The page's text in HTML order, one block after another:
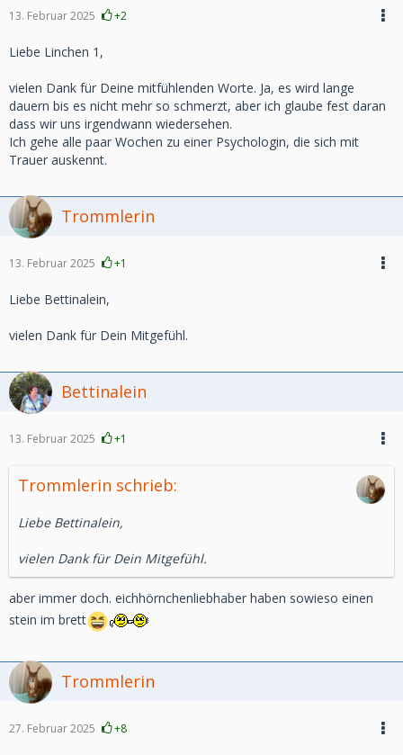
13. Februar 2025 +2
Liebe Linchen 1,
vielen Dank für Deine mitfühlenden Worte. Ja, es wird lange
dauern bis es nicht mehr so schmerzt, aber ich glaube fest daran
dass wir uns irgendwann wiedersehen.
Ich gehe alle paar Wochen zu einer Psychologin, die sich mit
Trauer auskennt.
Trommlerin
13. Februar 2025 +1
Liebe Bettinalein,
vielen Dank für Dein Mitgefühl.
Bettinalein
13. Februar 2025 +1
Trommlerin schrieb:
Liebe Bettinalein,
vielen Dank für Dein Mitgefühl.
aber immer doch. eichhörnchenliebhaber haben sowieso einen
stein im brett
Trommlerin
27. Februar 2025 +8